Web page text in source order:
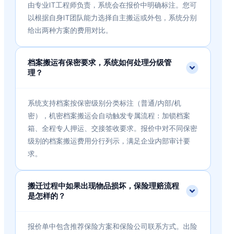
由专业IT工程师负责，系统会在报价中明确标注。您可
以根据自身IT团队能力选择自主搬运或外包，系统分别
给出两种方案的费用对比。
档案搬运有保密要求，系统如何处理分级管
理？
系统支持档案按保密级别分类标注（普通/内部/机
密），机密档案搬运会自动触发专属流程：加锁档案
箱、全程专人押运、交接签收要求。报价中对不同保密
级别的档案搬运费用分行列示，满足企业内部审计要
求。
搬迁过程中如果出现物品损坏，保险理赔流程
是怎样的？
报价单中包含推荐保险方案和保险公司联系方式。出险